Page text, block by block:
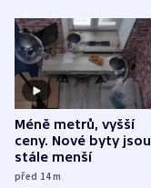
Méně metrů, vyšší
ceny. Nové byty jsou
stále menší
před 14m